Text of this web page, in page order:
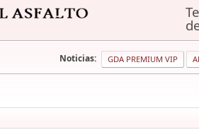
Noticias: GDA PREMIUM VIP